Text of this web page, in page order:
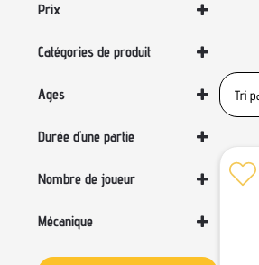
Prix
Catégories de produit
Jeux de plateau
Les derniers jeux !
Nouveautés
Pré-commande
Tous les jeux
Ages
Durée d'une partie
Nombre de joueur
Mécanique